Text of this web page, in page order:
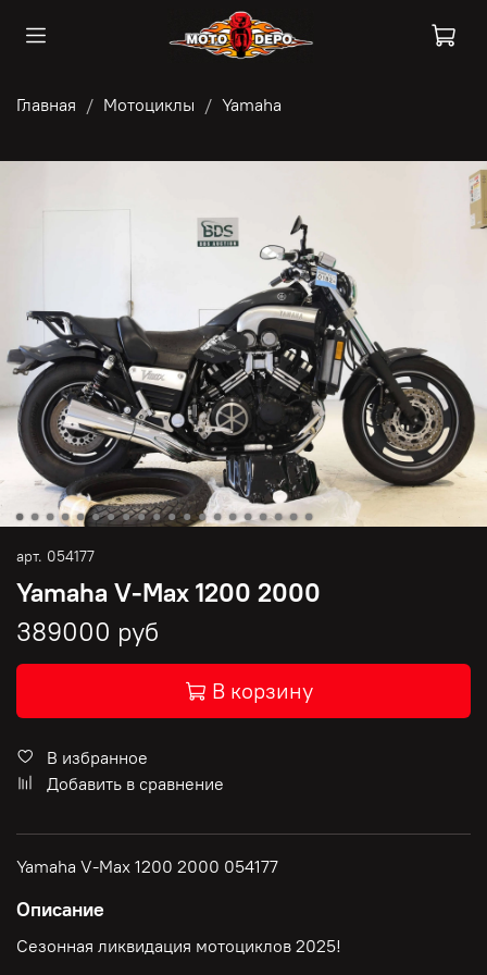
Главная Мотоциклы Yamaha
арт. 054177
Yamaha V-Max 1200 2000
389000 руб
В корзину
В избранное
Добавить в сравнение
Yamaha V-Max 1200 2000 054177
Описание
Сезонная ликвидация мотоциклов 2025!